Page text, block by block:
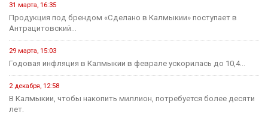
31 марта, 16:35
Продукция под брендом «Сделано в Калмыкии» поступает в
Антрацитовский...
29 марта, 15:03
Годовая инфляция в Калмыкии в феврале ускорилась до 10,4...
2 декабря, 12:58
В Калмыкии, чтобы накопить миллион, потребуется более десяти
лет.